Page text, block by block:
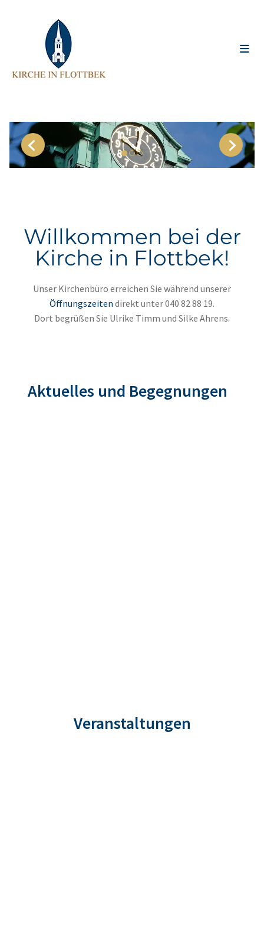
Willkommen bei der
Kirche in Flottbek!
Unser Kirchenbüro erreichen Sie während unserer
Öffnungszeiten direkt unter 040 82 88 19.
Dort begrüßen Sie Ulrike Timm und Silke Ahrens.
Aktuelles und Begegnungen
Veranstaltungen